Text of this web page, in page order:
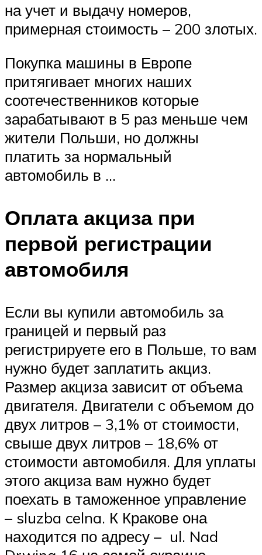
на учет и выдачу номеров,
примерная стоимость – 200 злотых.
Покупка машины в Европе
притягивает многих наших
соотечественников которые
зарабатывают в 5 раз меньше чем
жители Польши, но должны
платить за нормальный
автомобиль в …
Оплата акциза при
первой регистрации
автомобиля
Если вы купили автомобиль за
границей и первый раз
регистрируете его в Польше, то вам
нужно будет заплатить акциз.
Размер акциза зависит от объема
двигателя. Двигатели с объемом до
двух литров – 3,1% от стоимости,
свыше двух литров – 18,6% от
стоимости автомобиля. Для уплаты
этого акциза вам нужно будет
поехать в таможенное управление
– sluzba celna. К Кракове она
находится по адресу – ul. Nad